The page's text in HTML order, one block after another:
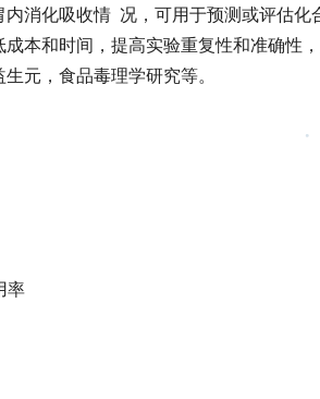
消化吸收情 况，可用于预测或评估
本和时间，提高实验重复性和准确性
元，食品毒理学研究等。
率